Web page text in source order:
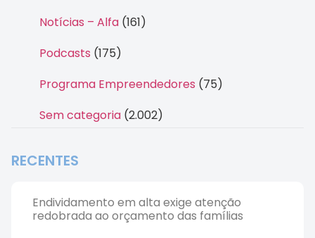
Notícias – Alfa (161)
Podcasts (175)
Programa Empreendedores (75)
Sem categoria (2.002)
RECENTES
Endividamento em alta exige atenção
redobrada ao orçamento das famílias